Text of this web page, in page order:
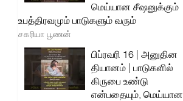
மெய்யான சீஷனுக்கும்
உபத்திரவமும் பாடுகளும் வரும்
சகரியா பூணன்
பிப்ரவரி 16 | அனுதின
தியானம் | பாடுகளில்
கிருபை உண்டு
என்பதையும், மெய்யான